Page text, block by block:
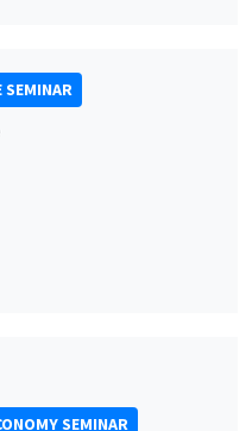
SEMINAR
SEMINAR